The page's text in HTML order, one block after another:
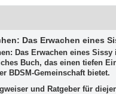
Das Erwachen eines
Das Erwachen eines
Buch, das einen tiefen
BDSM-Gemeinschaft bietet.
und Ratgeber für